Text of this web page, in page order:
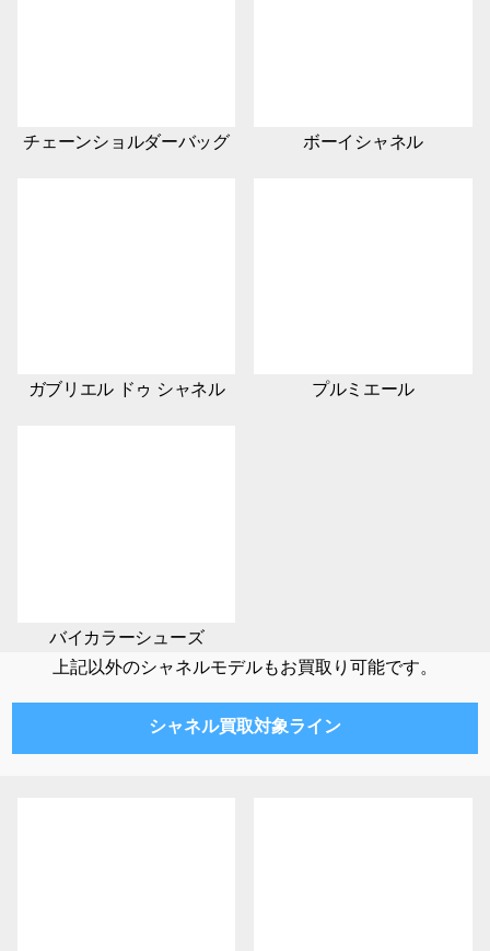
チェーンショルダーバッグ ボーイシャネル
ガブリエル ドゥ シャネル プルミエール
バイカラーシューズ
上記以外のシャネルモデルもお買取り可能です。
シャネル買取対象ライン